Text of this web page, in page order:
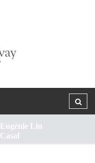
Eugénie Lin
Casal